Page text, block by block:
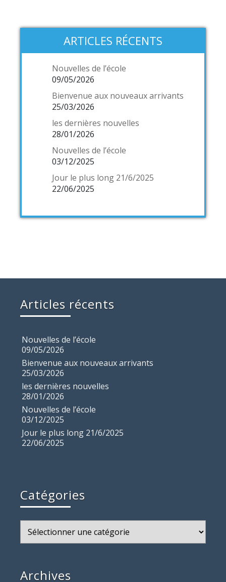
ARTICLES RÉCENTS
Nouvelles de l’école
09/05/2026
Bienvenue aux nouveaux arrivants
25/03/2026
les dernières nouvelles
28/01/2026
Nouvelles de l’école
03/12/2025
Jour le plus long 21/6/2025
22/06/2025
Articles récents
Nouvelles de l’école
09/05/2026
Bienvenue aux nouveaux arrivants
25/03/2026
les dernières nouvelles
28/01/2026
Nouvelles de l’école
03/12/2025
Jour le plus long 21/6/2025
22/06/2025
Catégories
Archives